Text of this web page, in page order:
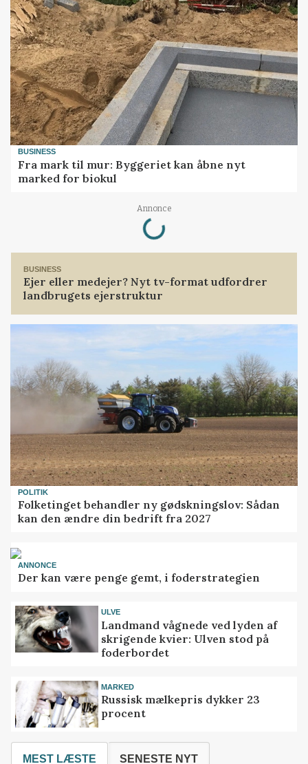
BUSINESS
Fra mark til mur: Byggeriet kan åbne nyt
marked for biokul
Annonce
Loading...
BUSINESS
Ejer eller medejer? Nyt tv-format udfordrer
landbrugets ejerstruktur
POLITIK
Folketinget behandler ny gødskningslov: Sådan
kan den ændre din bedrift fra 2027
ANNONCE
Der kan være penge gemt, i foderstrategien
ULVE
Landmand vågnede ved lyden af
skrigende kvier: Ulven stod på
foderbordet
MARKED
Russisk mælkepris dykker 23
procent
MEST LÆSTE SENESTE NYT